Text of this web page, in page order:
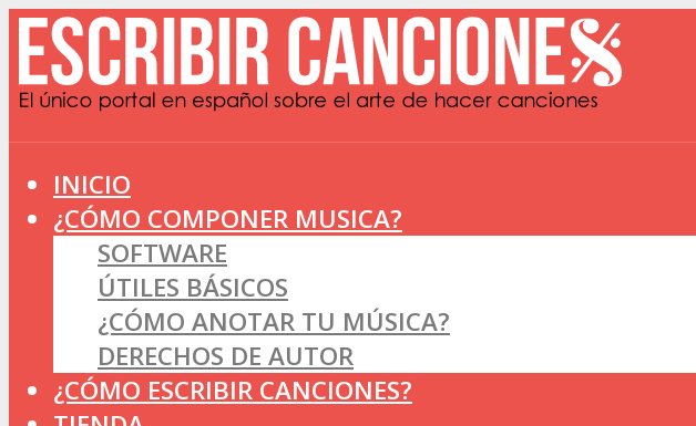
INICIO
¿CÓMO COMPONER MUSICA?
SOFTWARE
ÚTILES BÁSICOS
¿CÓMO ANOTAR TU MÚSICA?
DERECHOS DE AUTOR
¿CÓMO ESCRIBIR CANCIONES?